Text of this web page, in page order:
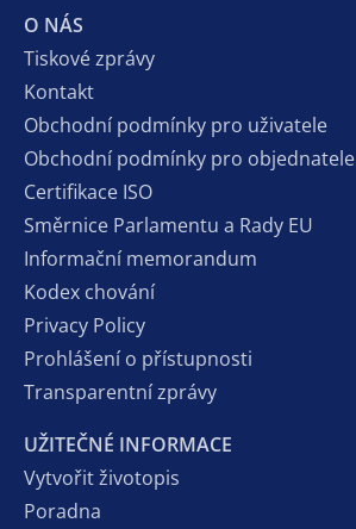
O NÁS
Tiskové zprávy
Kontakt
Obchodní podmínky pro uživatele
Obchodní podmínky pro objednatele
Certifikace ISO
Směrnice Parlamentu a Rady EU
Informační memorandum
Kodex chování
Privacy Policy
Prohlášení o přístupnosti
Transparentní zprávy
UŽITEČNÉ INFORMACE
Vytvořit životopis
Poradna